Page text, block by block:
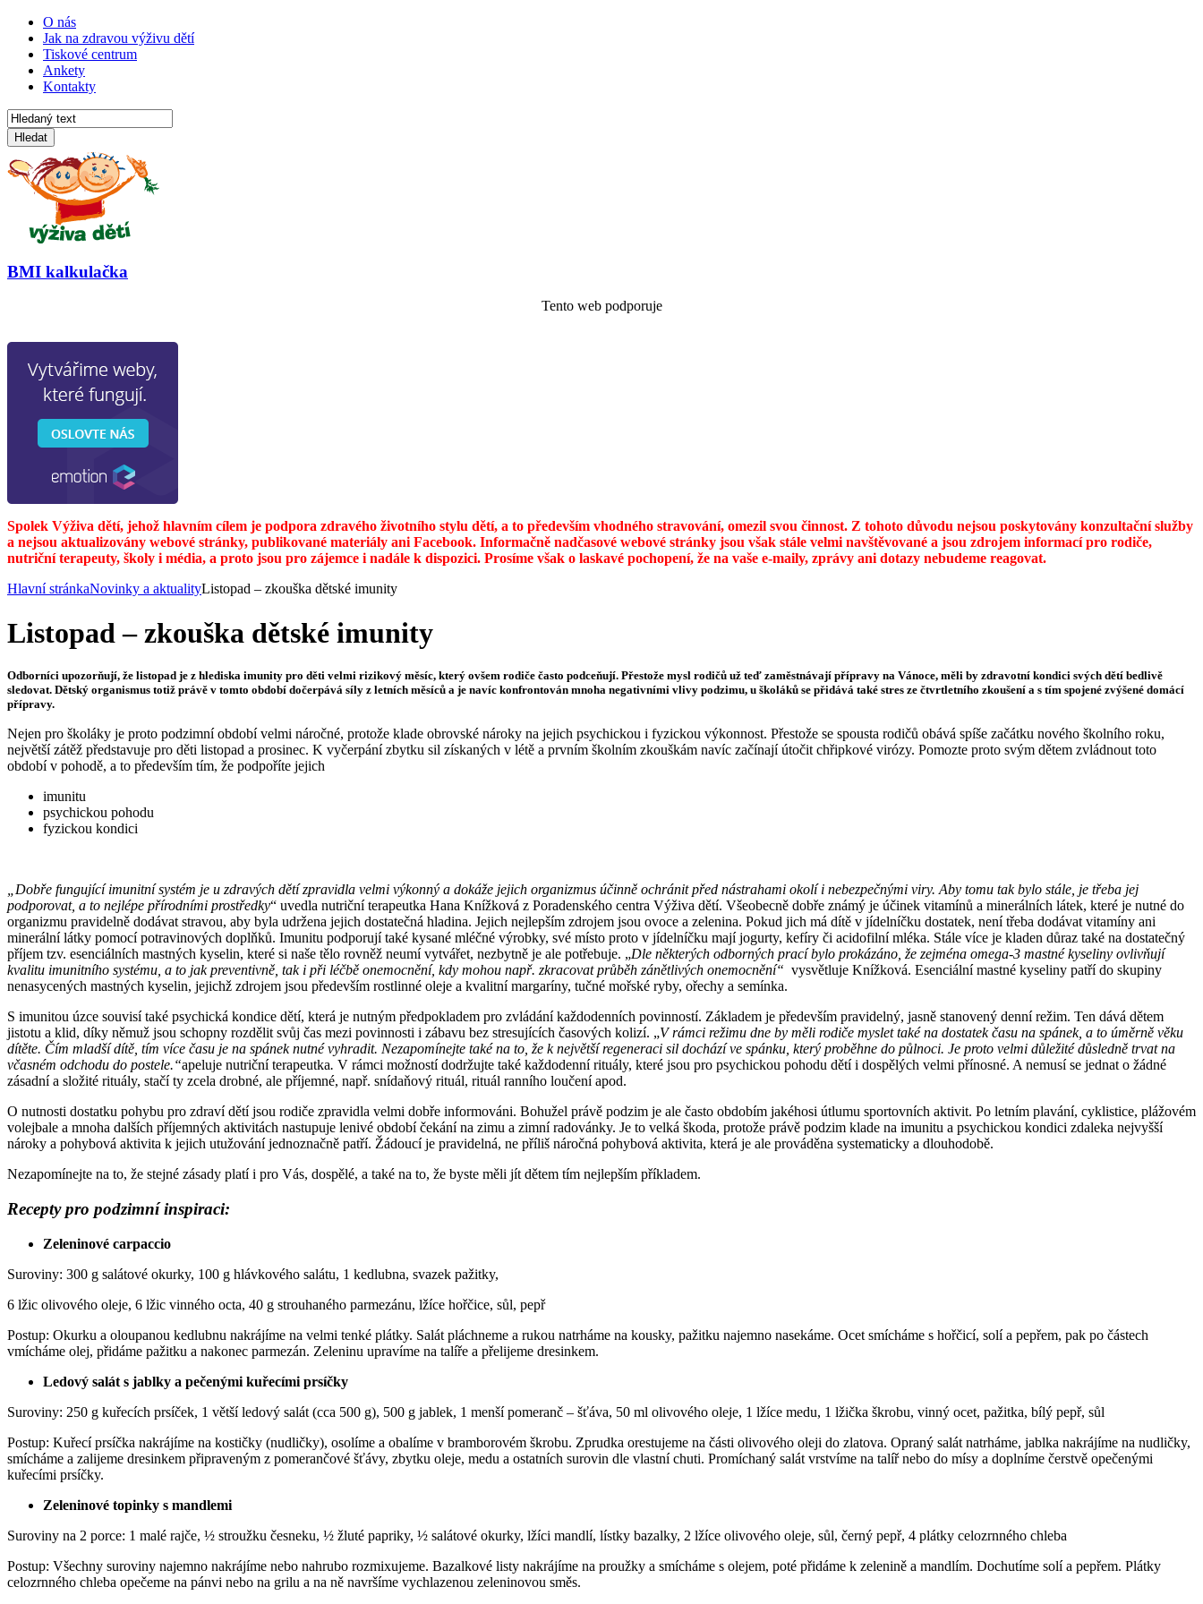
O nás
Jak na zdravou výživu dětí
Tiskové centrum
Ankety
Kontakty
Hledat
BMI kalkulačka
Tento web podporuje
Spolek Výživa dětí, jehož hlavním cílem je podpora zdravého životního stylu dětí, a to především vhodného stravování, omezil svou činnost. Z tohoto důvodu nejsou poskytovány konzultační služby
a nejsou aktualizovány webové stránky, publikované materiály ani Facebook. Informačně nadčasové webové stránky jsou však stále velmi navštěvované a jsou zdrojem informací pro rodiče,
nutriční terapeuty, školy i média, a proto jsou pro zájemce i nadále k dispozici. Prosíme však o laskavé pochopení, že na vaše e-maily, zprávy ani dotazy nebudeme reagovat.
Hlavní stránkaNovinky a aktualityListopad – zkouška dětské imunity
Listopad – zkouška dětské imunity
Odborníci upozorňují, že listopad je z hlediska imunity pro děti velmi rizikový měsíc, který ovšem rodiče často podceňují. Přestože mysl rodičů už teď zaměstnávají přípravy na Vánoce, měli by zdravotní kondici svých dětí bedlivě
sledovat. Dětský organismus totiž právě v tomto období dočerpává síly z letních měsíců a je navíc konfrontován mnoha negativními vlivy podzimu, u školáků se přidává také stres ze čtvrtletního zkoušení a s tím spojené zvýšené domácí
přípravy.
Nejen pro školáky je proto podzimní období velmi náročné, protože klade obrovské nároky na jejich psychickou i fyzickou výkonnost. Přestože se spousta rodičů obává spíše začátku nového školního roku,
největší zátěž představuje pro děti listopad a prosinec. K vyčerpání zbytku sil získaných v létě a prvním školním zkouškám navíc začínají útočit chřipkové virózy. Pomozte proto svým dětem zvládnout toto
období v pohodě, a to především tím, že podpoříte jejich
imunitu
psychickou pohodu
fyzickou kondici
„Dobře fungující imunitní systém je u zdravých dětí zpravidla velmi výkonný a dokáže jejich organizmus účinně ochránit před nástrahami okolí i nebezpečnými viry. Aby tomu tak bylo stále, je třeba jej
podporovat, a to nejlépe přírodními prostředky“ uvedla nutriční terapeutka Hana Knížková z Poradenského centra Výživa dětí. Všeobecně dobře známý je účinek vitamínů a minerálních látek, které je nutné do
organizmu pravidelně dodávat stravou, aby byla udržena jejich dostatečná hladina. Jejich nejlepším zdrojem jsou ovoce a zelenina. Pokud jich má dítě v jídelníčku dostatek, není třeba dodávat vitamíny ani
minerální látky pomocí potravinových doplňků. Imunitu podporují také kysané mléčné výrobky, své místo proto v jídelníčku mají jogurty, kefíry či acidofilní mléka. Stále více je kladen důraz také na dostatečný
příjem tzv. esenciálních mastných kyselin, které si naše tělo rovněž neumí vytvářet, nezbytně je ale potřebuje. „Dle některých odborných prací bylo prokázáno, že zejména omega-3 mastné kyseliny ovlivňují
kvalitu imunitního systému, a to jak preventivně, tak i při léčbě onemocnění, kdy mohou např. zkracovat průběh zánětlivých onemocnění“ vysvětluje Knížková. Esenciální mastné kyseliny patří do skupiny
nenasycených mastných kyselin, jejichž zdrojem jsou především rostlinné oleje a kvalitní margaríny, tučné mořské ryby, ořechy a semínka.
S imunitou úzce souvisí také psychická kondice dětí, která je nutným předpokladem pro zvládání každodenních povinností. Základem je především pravidelný, jasně stanovený denní režim. Ten dává dětem
jistotu a klid, díky němuž jsou schopny rozdělit svůj čas mezi povinnosti i zábavu bez stresujících časových kolizí. „V rámci režimu dne by měli rodiče myslet také na dostatek času na spánek, a to úměrně věku
dítěte. Čím mladší dítě, tím více času je na spánek nutné vyhradit. Nezapomínejte také na to, že k největší regeneraci sil dochází ve spánku, který proběhne do půlnoci. Je proto velmi důležité důsledně trvat na
včasném odchodu do postele.“apeluje nutriční terapeutka. V rámci možností dodržujte také každodenní rituály, které jsou pro psychickou pohodu dětí i dospělých velmi přínosné. A nemusí se jednat o žádné
zásadní a složité rituály, stačí ty zcela drobné, ale příjemné, např. snídaňový rituál, rituál ranního loučení apod.
O nutnosti dostatku pohybu pro zdraví dětí jsou rodiče zpravidla velmi dobře informováni. Bohužel právě podzim je ale často obdobím jakéhosi útlumu sportovních aktivit. Po letním plavání, cyklistice, plážovém
volejbale a mnoha dalších příjemných aktivitách nastupuje lenivé období čekání na zimu a zimní radovánky. Je to velká škoda, protože právě podzim klade na imunitu a psychickou kondici zdaleka nejvyšší
nároky a pohybová aktivita k jejich utužování jednoznačně patří. Žádoucí je pravidelná, ne příliš náročná pohybová aktivita, která je ale prováděna systematicky a dlouhodobě.
Nezapomínejte na to, že stejné zásady platí i pro Vás, dospělé, a také na to, že byste měli jít dětem tím nejlepším příkladem.
Recepty pro podzimní inspiraci:
Zeleninové carpaccio
Suroviny: 300 g salátové okurky, 100 g hlávkového salátu, 1 kedlubna, svazek pažitky,
6 lžic olivového oleje, 6 lžic vinného octa, 40 g strouhaného parmezánu, lžíce hořčice, sůl, pepř
Postup: Okurku a oloupanou kedlubnu nakrájíme na velmi tenké plátky. Salát pláchneme a rukou natrháme na kousky, pažitku najemno nasekáme. Ocet smícháme s hořčicí, solí a pepřem, pak po částech
vmícháme olej, přidáme pažitku a nakonec parmezán. Zeleninu upravíme na talíře a přelijeme dresinkem.
Ledový salát s jablky a pečenými kuřecími prsíčky
Suroviny: 250 g kuřecích prsíček, 1 větší ledový salát (cca 500 g), 500 g jablek, 1 menší pomeranč – šťáva, 50 ml olivového oleje, 1 lžíce medu, 1 lžička škrobu, vinný ocet, pažitka, bílý pepř, sůl
Postup: Kuřecí prsíčka nakrájíme na kostičky (nudličky), osolíme a obalíme v bramborovém škrobu. Zprudka orestujeme na části olivového oleji do zlatova. Opraný salát natrháme, jablka nakrájíme na nudličky,
smícháme a zalijeme dresinkem připraveným z pomerančové šťávy, zbytku oleje, medu a ostatních surovin dle vlastní chuti. Promíchaný salát vrstvíme na talíř nebo do mísy a doplníme čerstvě opečenými
kuřecími prsíčky.
Zeleninové topinky s mandlemi
Suroviny na 2 porce: 1 malé rajče, ½ stroužku česneku, ½ žluté papriky, ½ salátové okurky, lžíci mandlí, lístky bazalky, 2 lžíce olivového oleje, sůl, černý pepř, 4 plátky celozrnného chleba
Postup: Všechny suroviny najemno nakrájíme nebo nahrubo rozmixujeme. Bazalkové listy nakrájíme na proužky a smícháme s olejem, poté přidáme k zelenině a mandlím. Dochutíme solí a pepřem. Plátky
celozrnného chleba opečeme na pánvi nebo na grilu a na ně navršíme vychlazenou zeleninovou směs.